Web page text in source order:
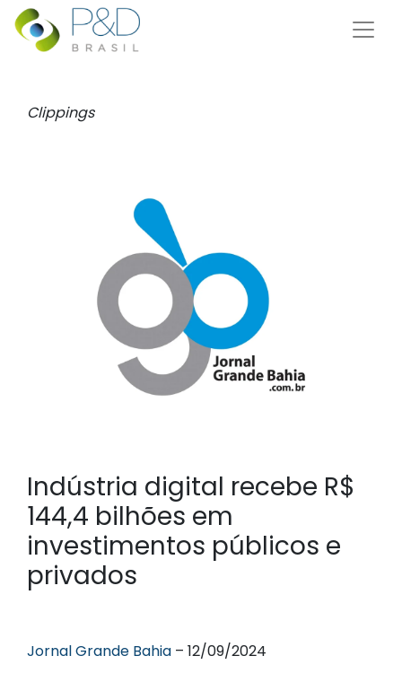
Clippings
Indústria digital recebe R$
144,4 bilhões em
investimentos públicos e
privados
Jornal Grande Bahia – 12/09/2024